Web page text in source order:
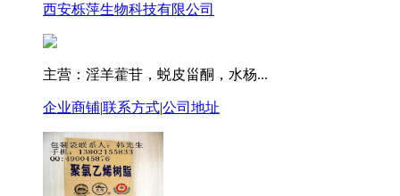
西安栎萍生物科技有限公司
主营：淫羊藿苷，蜕皮甾酮，水杨...
企业商铺|联系方式|公司地址